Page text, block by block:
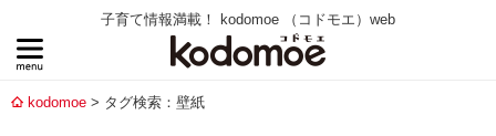
子育て情報満載！ kodomoe （コドモエ）web
kodomoe タグ検索：壁紙